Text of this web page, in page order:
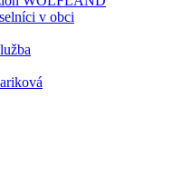
v obci